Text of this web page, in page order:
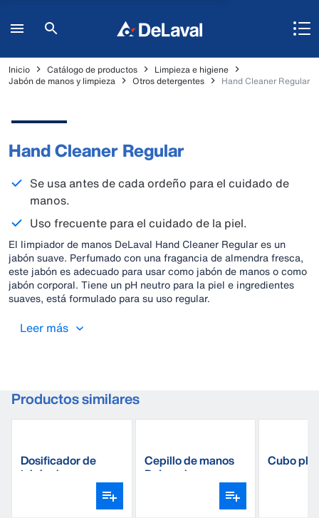
Inicio Catálogo de productos
Limpieza e higiene
Jabón de manos y limpieza
Otros detergentes Hand Cleaner Regular
Hand Cleaner Regular
Se usa antes de cada ordeño para el cuidado de
manos.
Uso frecuente para el cuidado de la piel.
El limpiador de manos DeLaval Hand Cleaner Regular es un
jabón suave. Perfumado con una fragancia de almendra fresca,
este jabón es adecuado para usar como jabón de manos o como
jabón corporal. Tiene un pH neutro para la piel e ingredientes
suaves, está formulado para su uso regular.
Leer más
Productos similares
Dosificador de
jabón de manos
Cepillo de manos
DeLaval
Cubo